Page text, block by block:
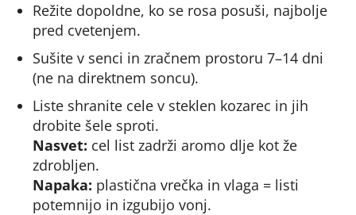
Režite dopoldne, ko se rosa posuši, najbolje
pred cvetenjem.
Sušite v senci in zračnem prostoru 7–14 dni
(ne na direktnem soncu).
Liste shranite cele v steklen kozarec in jih
drobite šele sproti.
Nasvet: cel list zadrži aromo dlje kot že
zdrobljen.
Napaka: plastična vrečka in vlaga = listi
potemnijo in izgubijo vonj.